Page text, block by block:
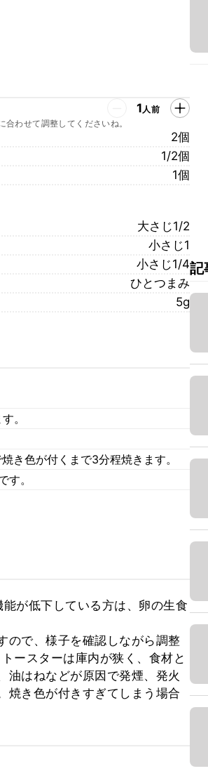
1人前
わせて調整してくださいね。
2個
1/2個
1個
大さじ1/2
小さじ1
小さじ1/4
ひとつまみ
5g
。
き色が付くまで3分程焼きます。
。
が低下している方は、卵の生食
ので、様子を確認しながら調整
ースターは庫内が狭く、食材と
油はねなどが原因で発煙、発火
焼き色が付きすぎてしまう場合
記